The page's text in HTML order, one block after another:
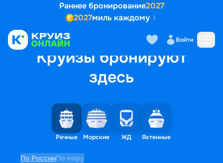
Раннее бронирование2027
2027миль каждому
Войти
Круизы бронируют
здесь
Речные Морские ЖД Яхтенные
По РоссииПо миру